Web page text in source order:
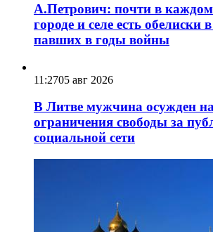
А.Петрович: почти в
городе и селе есть обелиски
павших в годы войны
11:2705 авг 2026
В Литве мужчина осужден
ограничения свободы за
социальной сети